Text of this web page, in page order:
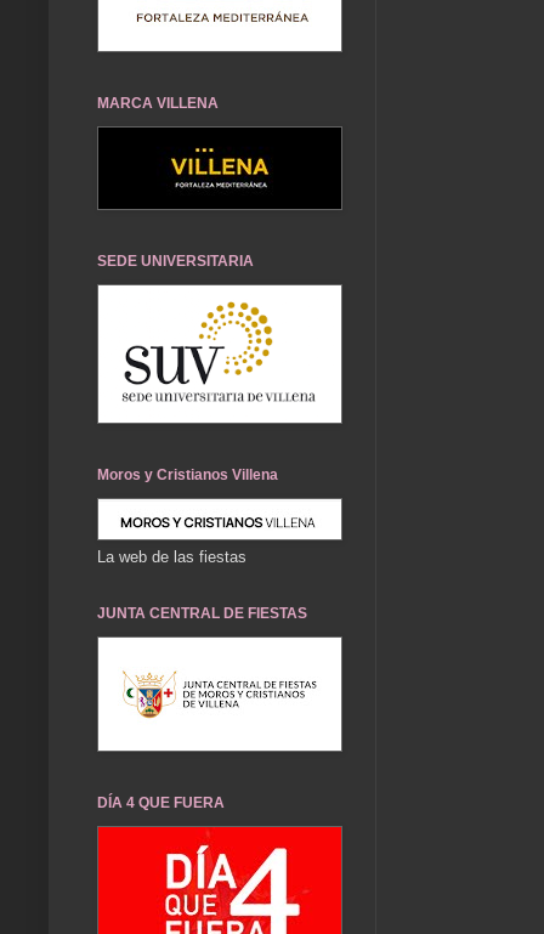
MARCA VILLENA
SEDE UNIVERSITARIA
Moros y Cristianos Villena
La web de las fiestas
JUNTA CENTRAL DE FIESTAS
DÍA 4 QUE FUERA